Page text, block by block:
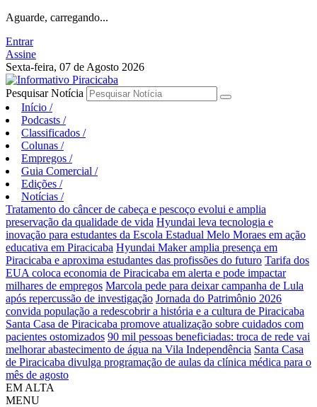
Aguarde, carregando...
Entrar
Assine
Sexta-feira, 07 de Agosto 2026
Pesquisar Notícia
Início /
Podcasts /
Classificados /
Colunas /
Empregos /
Guia Comercial /
Edições /
Notícias /
Tratamento do câncer de cabeça e pescoço evolui e amplia
preservação da qualidade de vida Hyundai leva tecnologia e
inovação para estudantes da Escola Estadual Melo Moraes em ação
educativa em Piracicaba Hyundai Maker amplia presença em
Piracicaba e aproxima estudantes das profissões do futuro Tarifa dos
EUA coloca economia de Piracicaba em alerta e pode impactar
milhares de empregos Marcola pede para deixar campanha de Lula
após repercussão de investigação Jornada do Patrimônio 2026
convida população a redescobrir a história e a cultura de Piracicaba
Santa Casa de Piracicaba promove atualização sobre cuidados com
pacientes ostomizados 90 mil pessoas beneficiadas: troca de rede vai
melhorar abastecimento de água na Vila Independência Santa Casa
de Piracicaba divulga programação de aulas da clínica médica para o
mês de agosto
EM ALTA
MENU